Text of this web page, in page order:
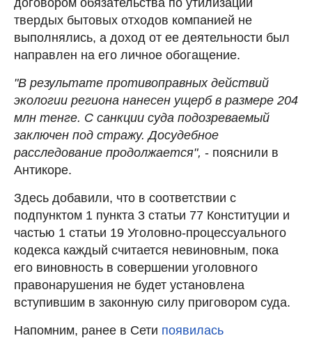
твердых бытовых отходов компанией не
выполнялись, а доход от ее деятельности был
направлен на его личное обогащение.
"В результате противоправных действий
экологии региона нанесен ущерб в размере 204
млн тенге. С санкции суда подозреваемый
заключен под стражу. Досудебное
расследование продолжается", - пояснили в
Антикоре.
Здесь добавили, что в соответствии с
подпунктом 1 пункта 3 статьи 77 Конституции и
частью 1 статьи 19 Уголовно-процессуального
кодекса каждый считается невиновным, пока
его виновность в совершении уголовного
правонарушения не будет установлена
вступившим в законную силу приговором суда.
Напомним, ранее в Сети появилась